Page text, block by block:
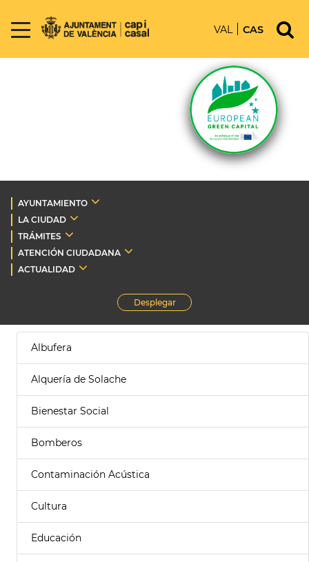
VAL CAS
AYUNTAMIENTO
LA CIUDAD
TRÁMITES
ATENCIÓN CIUDADANA
ACTUALIDAD
Desplegar
Albufera
Alquería de Solache
Bienestar Social
Bomberos
Contaminación Acústica
Cultura
Educación